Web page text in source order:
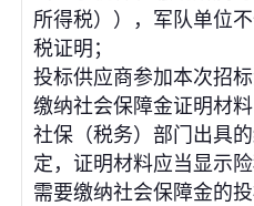
所得税）），军队单位
税证明；
投标供应商参加本次招
缴纳社会保障金证明材
社保（税务）部门出具
定，证明材料应当显示
需要缴纳社会保障金的